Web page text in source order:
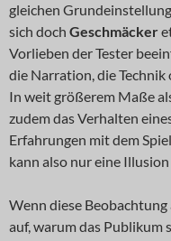
gleichen
sich doch Geschmäcker
Vorlieben der Tester
die Narration, die
In weit größerem Maße
zudem das Verhalten
Erfahrungen mit dem
kann also nur eine
Wenn diese
auf, warum das Publikum